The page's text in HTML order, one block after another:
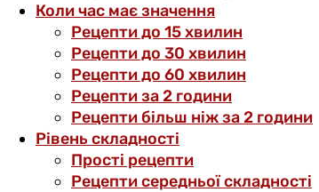
Коли час має значення
Рецепти до 15 хвилин
Рецепти до 30 хвилин
Рецепти до 60 хвилин
Рецепти за 2 години
Рецепти більш ніж за 2 години
Рівень складності
Прості рецепти
Рецепти середньої складності